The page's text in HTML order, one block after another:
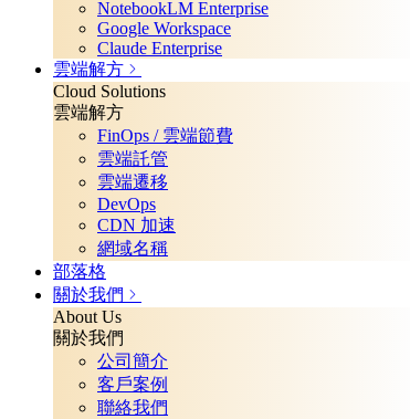
NotebookLM Enterprise
Google Workspace
Claude Enterprise
雲端解方
Cloud Solutions
雲端解方
FinOps / 雲端節費
雲端託管
雲端遷移
DevOps
CDN 加速
網域名稱
部落格
關於我們
About Us
關於我們
公司簡介
客戶案例
聯絡我們